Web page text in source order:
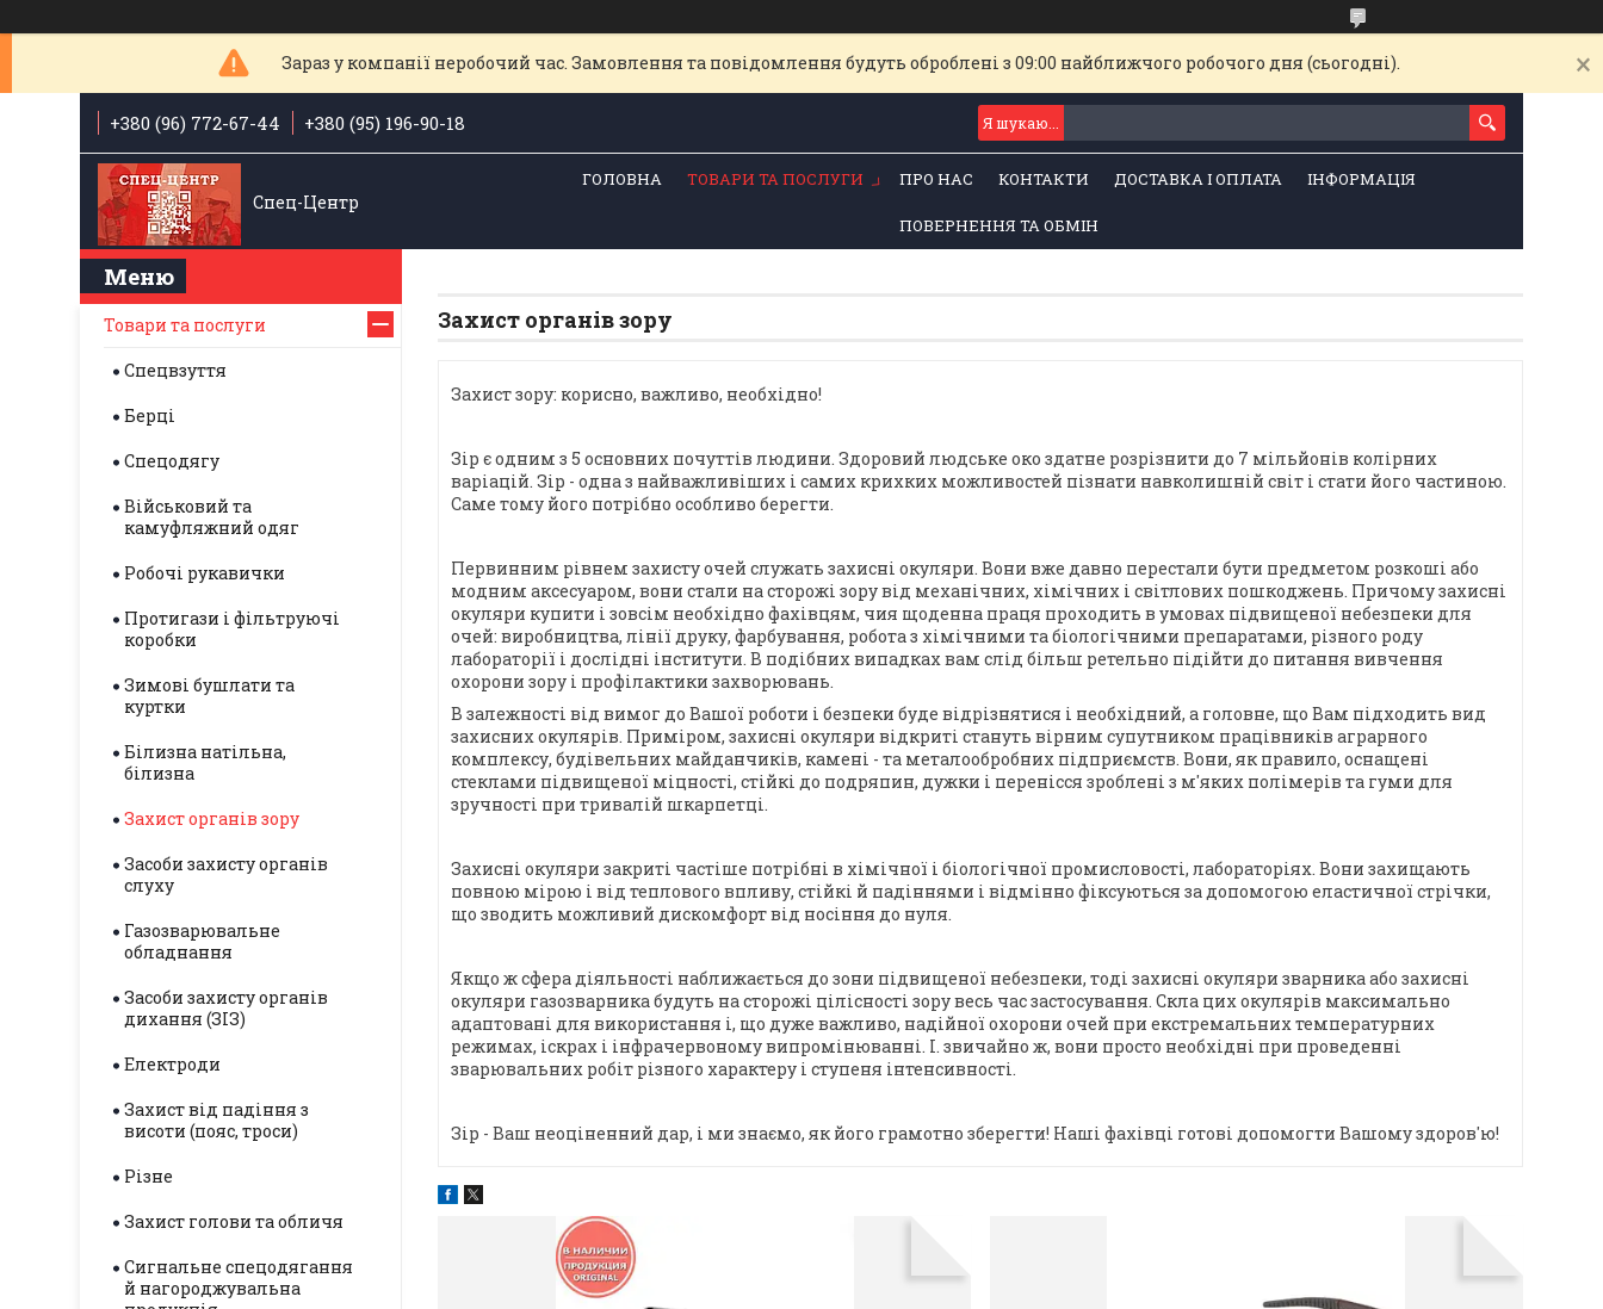
Зараз у компанії неробочий час. Замовлення та повідомлення будуть оброблені з 09:00 найближчого робочого дня (сьогодні).
+380 (96) 772-67-44 +380 (95) 196-90-18
Спец-Центр
ГОЛОВНА ТОВАРИ ТА ПОСЛУГИ ПРО НАС КОНТАКТИ ДОСТАВКА І ОПЛАТА ІНФОРМАЦІЯ
ПОВЕРНЕННЯ ТА ОБМІН
Захист органів зору
Захист зору: корисно, важливо, необхідно!
Зір є одним з 5 основних почуттів людини. Здоровий людське око здатне розрізнити до 7 мільйонів колірних
варіацій. Зір - одна з найважливіших і самих крихких можливостей пізнати навколишній світ і стати його частиною.
Саме тому його потрібно особливо берегти.
Первинним рівнем захисту очей служать захисні окуляри. Вони вже давно перестали бути предметом розкоші або
модним аксесуаром, вони стали на сторожі зору від механічних, хімічних і світлових пошкоджень. Причому захисні
окуляри купити і зовсім необхідно фахівцям, чия щоденна праця проходить в умовах підвищеної небезпеки для
очей: виробництва, лінії друку, фарбування, робота з хімічними та біологічними препаратами, різного роду
лабораторії і дослідні інститути. В подібних випадках вам слід більш ретельно підійти до питання вивчення
охорони зору і профілактики захворювань.
В залежності від вимог до Вашої роботи і безпеки буде відрізнятися і необхідний, а головне, що Вам підходить вид
захисних окулярів. Приміром, захисні окуляри відкриті стануть вірним супутником працівників аграрного
комплексу, будівельних майданчиків, камені - та металообробних підприємств. Вони, як правило, оснащені
стеклами підвищеної міцності, стійкі до подряпин, дужки і перенісся зроблені з м'яких полімерів та гуми для
зручності при тривалій шкарпетці.
Захисні окуляри закриті частіше потрібні в хімічної і біологічної промисловості, лабораторіях. Вони захищають
повною мірою і від теплового впливу, стійкі й падіннями і відмінно фіксуються за допомогою еластичної стрічки,
що зводить можливий дискомфорт від носіння до нуля.
Якщо ж сфера діяльності наближається до зони підвищеної небезпеки, тоді захисні окуляри зварника або захисні
окуляри газозварника будуть на сторожі цілісності зору весь час застосування. Скла цих окулярів максимально
адаптовані для використання і, що дуже важливо, надійної охорони очей при екстремальних температурних
режимах, іскрах і інфрачервоному випромінюванні. І. звичайно ж, вони просто необхідні при проведенні
зварювальних робіт різного характеру і ступеня інтенсивності.
Зір - Ваш неоціненний дар, і ми знаємо, як його грамотно зберегти! Наші фахівці готові допомогти Вашому здоров'ю!
Товари та послуги
Спецвзуття
Берці
Спецодягу
Військовий та
камуфляжний одяг
Робочі рукавички
Протигази і фільтруючі
коробки
Зимові бушлати та
куртки
Білизна натільна,
білизна
Захист органів зору
Засоби захисту органів
слуху
Газозварювальне
обладнання
Засоби захисту органів
дихання (ЗІЗ)
Електроди
Захист від падіння з
висоти (пояс, троси)
Різне
Захист голови та обличя
Сигнальне спецодягання
й нагороджувальна